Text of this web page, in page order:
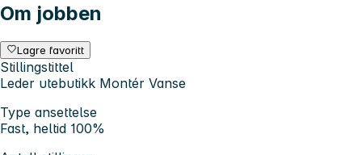
Om jobben
Lagre favoritt
Stillingstittel
Leder utebutikk Montér Vanse
Type ansettelse
Fast, heltid 100%